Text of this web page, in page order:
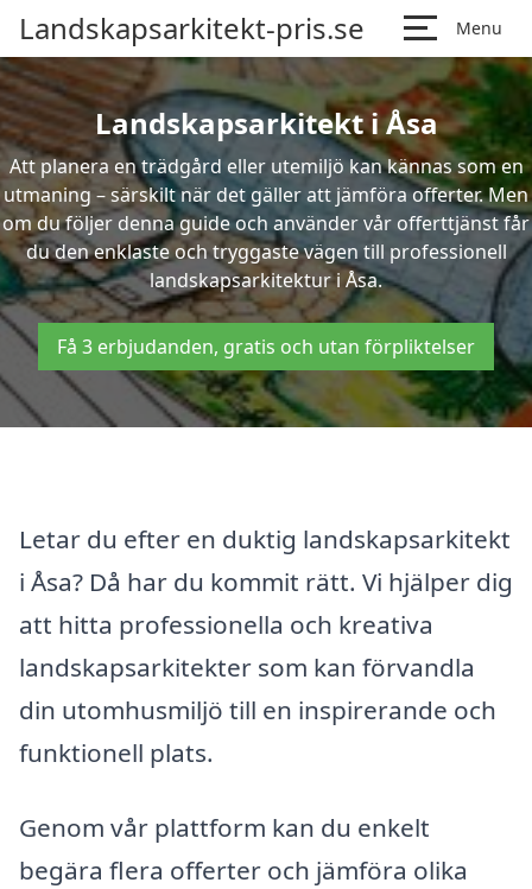
Landskapsarkitekt-pris.se Menu
Landskapsarkitekt i Åsa
Att planera en trädgård eller utemiljö kan kännas som en
utmaning – särskilt när det gäller att jämföra offerter. Men
om du följer denna guide och använder vår offerttjänst får
du den enklaste och tryggaste vägen till professionell
landskapsarkitektur i Åsa.
Få 3 erbjudanden, gratis och utan förpliktelser
Letar du efter en duktig landskapsarkitekt
i Åsa? Då har du kommit rätt. Vi hjälper dig
att hitta professionella och kreativa
landskapsarkitekter som kan förvandla
din utomhusmiljö till en inspirerande och
funktionell plats.
Genom vår plattform kan du enkelt
begära flera offerter och jämföra olika